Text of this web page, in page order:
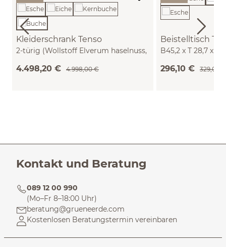
Kleiderschrank Tenso
2-türig (Wollstoff Elverum haselnuss,
4.498,20 € 4.998,00 €
Beistelltisch
B45,2 x T 28,7 x
296,10 € 329,00 €
Kontakt und Beratung
089 12 00 990
(Mo–Fr 8–18:00 Uhr)
beratung@grueneerde.com
Kostenlosen Beratungstermin vereinbaren